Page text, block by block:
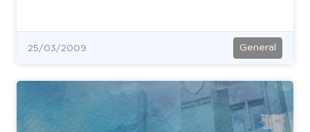
25/03/2009 General